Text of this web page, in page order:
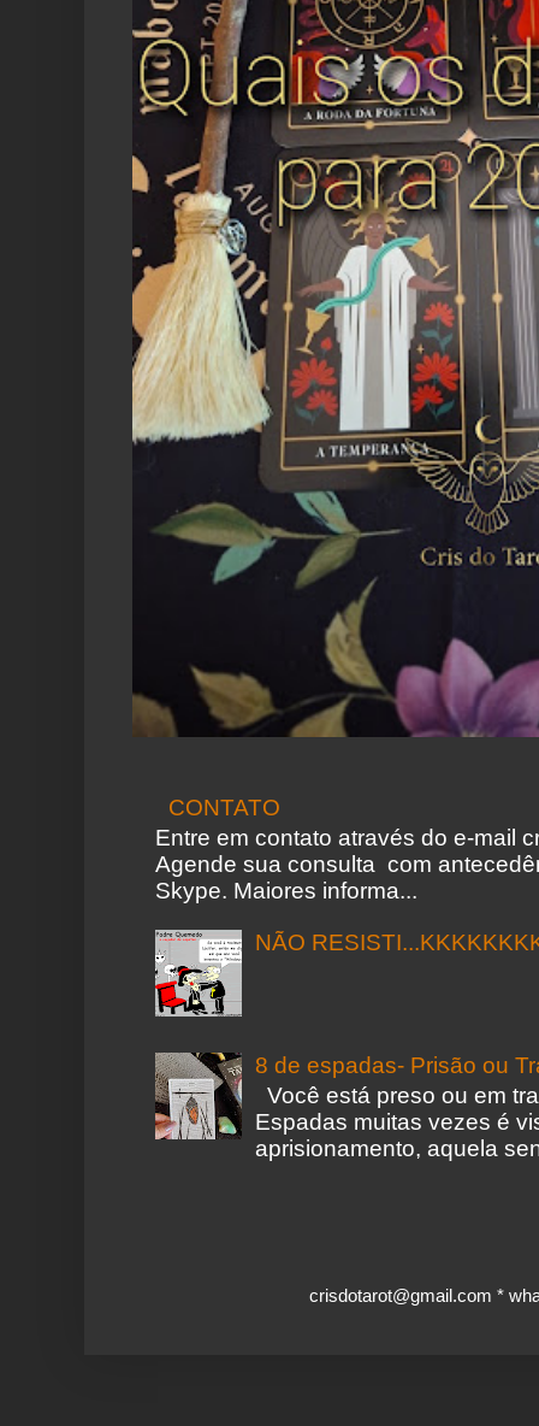
CONTATO
Entre em contato através do e-mail
Agende sua consulta com
Skype. Maiores informa...
NÃO
8 de espadas- Prisão ou
Você está preso ou em
Espadas muitas vezes é
aprisionamento, aquela
crisdotarot@gmail.com *